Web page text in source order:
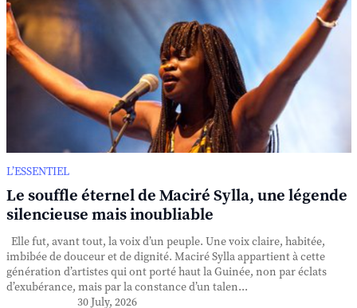
L’ESSENTIEL
Le souffle éternel de Maciré Sylla, une légende
silencieuse mais inoubliable
Elle fut, avant tout, la voix d’un peuple. Une voix claire, habitée,
imbibée de douceur et de dignité. Maciré Sylla appartient à cette
génération d’artistes qui ont porté haut la Guinée, non par éclats
d’exubérance, mais par la constance d’un talen...
30 July, 2026